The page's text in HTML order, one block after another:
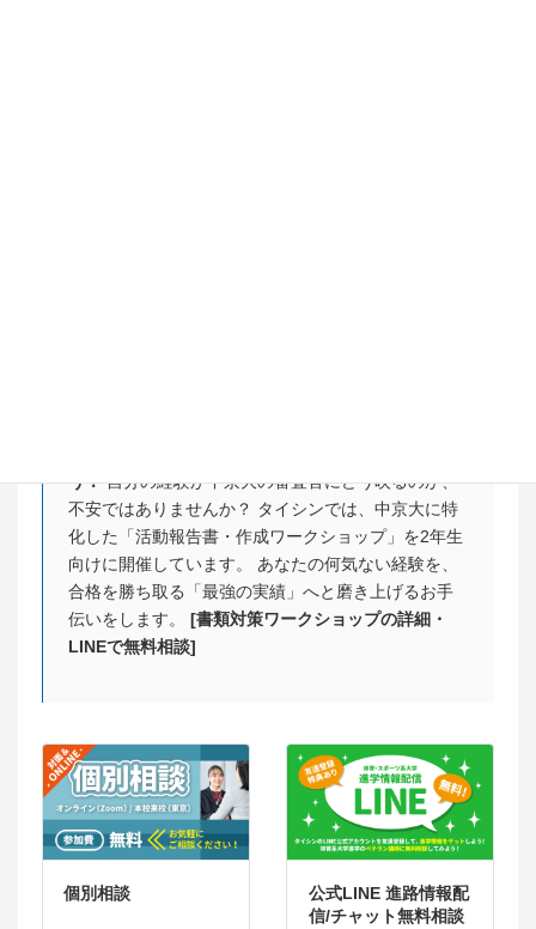
う！自分の経験が中京大の審査官にどう映るのか、
不安ではありませんか？ タイシンでは、中京大に特
化した「活動報告書・作成ワークショップ」を2年生
向けに開催しています。 あなたの何気ない経験を、
合格を勝ち取る「最強の実績」へと磨き上げるお手
伝いをします。 [書類対策ワークショップの詳細・
LINEで無料相談]
個別相談
公式LINE 進路情報配
信/チャット無料相談